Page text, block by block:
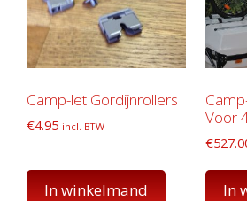
Camp-let Gordijnrollers
€4.95 incl. BTW
In winkelmand
Voor
€
In